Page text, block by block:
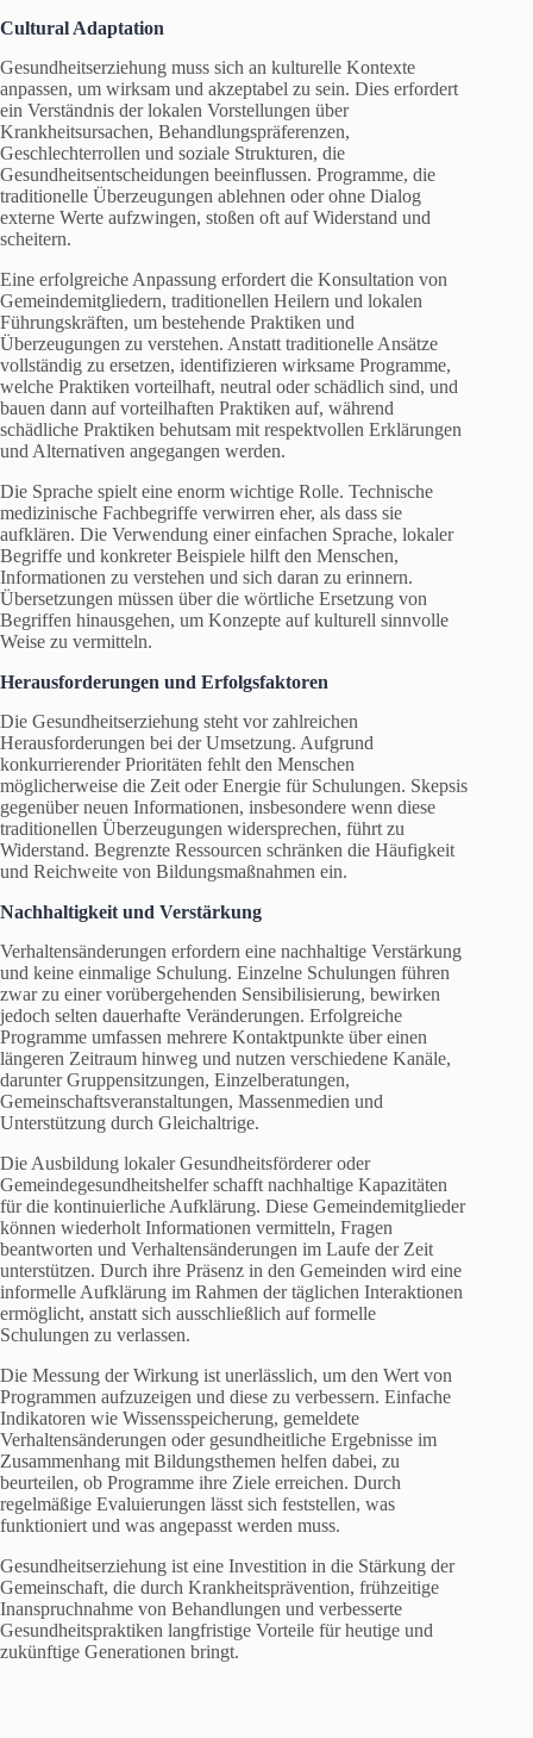
Cultural Adaptation
Gesundheitserziehung muss sich an kulturelle Kontexte
anpassen, um wirksam und akzeptabel zu sein. Dies erfordert
ein Verständnis der lokalen Vorstellungen über
Krankheitsursachen, Behandlungspräferenzen,
Geschlechterrollen und soziale Strukturen, die
Gesundheitsentscheidungen beeinflussen. Programme, die
traditionelle Überzeugungen ablehnen oder ohne Dialog
externe Werte aufzwingen, stoßen oft auf Widerstand und
scheitern.
Eine erfolgreiche Anpassung erfordert die Konsultation von
Gemeindemitgliedern, traditionellen Heilern und lokalen
Führungskräften, um bestehende Praktiken und
Überzeugungen zu verstehen. Anstatt traditionelle Ansätze
vollständig zu ersetzen, identifizieren wirksame Programme,
welche Praktiken vorteilhaft, neutral oder schädlich sind, und
bauen dann auf vorteilhaften Praktiken auf, während
schädliche Praktiken behutsam mit respektvollen Erklärungen
und Alternativen angegangen werden.
Die Sprache spielt eine enorm wichtige Rolle. Technische
medizinische Fachbegriffe verwirren eher, als dass sie
aufklären. Die Verwendung einer einfachen Sprache, lokaler
Begriffe und konkreter Beispiele hilft den Menschen,
Informationen zu verstehen und sich daran zu erinnern.
Übersetzungen müssen über die wörtliche Ersetzung von
Begriffen hinausgehen, um Konzepte auf kulturell sinnvolle
Weise zu vermitteln.
Herausforderungen und Erfolgsfaktoren
Die Gesundheitserziehung steht vor zahlreichen
Herausforderungen bei der Umsetzung. Aufgrund
konkurrierender Prioritäten fehlt den Menschen
möglicherweise die Zeit oder Energie für Schulungen. Skepsis
gegenüber neuen Informationen, insbesondere wenn diese
traditionellen Überzeugungen widersprechen, führt zu
Widerstand. Begrenzte Ressourcen schränken die Häufigkeit
und Reichweite von Bildungsmaßnahmen ein.
Nachhaltigkeit und Verstärkung
Verhaltensänderungen erfordern eine nachhaltige Verstärkung
und keine einmalige Schulung. Einzelne Schulungen führen
zwar zu einer vorübergehenden Sensibilisierung, bewirken
jedoch selten dauerhafte Veränderungen. Erfolgreiche
Programme umfassen mehrere Kontaktpunkte über einen
längeren Zeitraum hinweg und nutzen verschiedene Kanäle,
darunter Gruppensitzungen, Einzelberatungen,
Gemeinschaftsveranstaltungen, Massenmedien und
Unterstützung durch Gleichaltrige.
Die Ausbildung lokaler Gesundheitsförderer oder
Gemeindegesundheitshelfer schafft nachhaltige Kapazitäten
für die kontinuierliche Aufklärung. Diese Gemeindemitglieder
können wiederholt Informationen vermitteln, Fragen
beantworten und Verhaltensänderungen im Laufe der Zeit
unterstützen. Durch ihre Präsenz in den Gemeinden wird eine
informelle Aufklärung im Rahmen der täglichen Interaktionen
ermöglicht, anstatt sich ausschließlich auf formelle
Schulungen zu verlassen.
Die Messung der Wirkung ist unerlässlich, um den Wert von
Programmen aufzuzeigen und diese zu verbessern. Einfache
Indikatoren wie Wissensspeicherung, gemeldete
Verhaltensänderungen oder gesundheitliche Ergebnisse im
Zusammenhang mit Bildungsthemen helfen dabei, zu
beurteilen, ob Programme ihre Ziele erreichen. Durch
regelmäßige Evaluierungen lässt sich feststellen, was
funktioniert und was angepasst werden muss.
Gesundheitserziehung ist eine Investition in die Stärkung der
Gemeinschaft, die durch Krankheitsprävention, frühzeitige
Inanspruchnahme von Behandlungen und verbesserte
Gesundheitspraktiken langfristige Vorteile für heutige und
zukünftige Generationen bringt.